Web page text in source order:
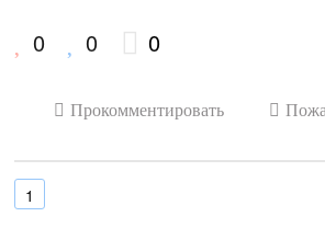
0 0 0
Прокомментировать
1